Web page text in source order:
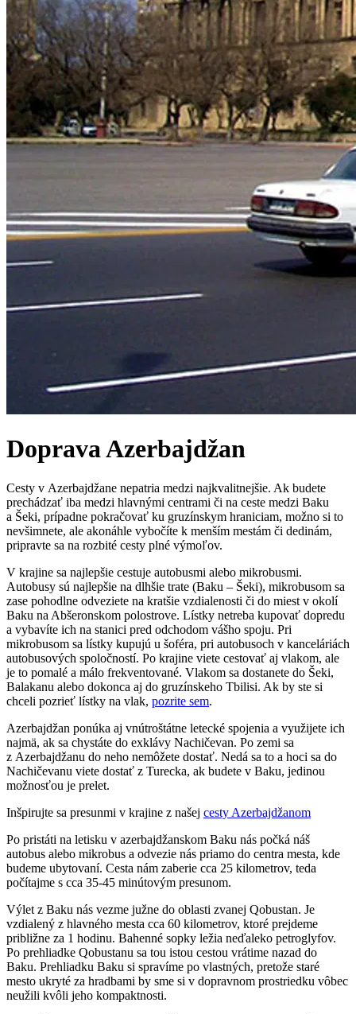
DopravaAzerbajdžan
Cesty v Azerbajdžane nepatria medzi najkvalitnejšie. Ak budete
prechádzať iba medzi hlavnými centrami či na ceste medzi Baku
a Šeki, prípadne pokračovať ku gruzínskym hraniciam, možno si to
nevšimnete, ale akonáhle vybočíte k menším mestám či dedinám,
pripravte sa na rozbité cesty plné výmoľov.
V krajine sa najlepšie cestuje autobusmi alebo mikrobusmi.
Autobusy sú najlepšie na dlhšie trate (Baku – Šeki), mikrobusom sa
zase pohodlne odveziete na kratšie vzdialenosti či do miest v okolí
Baku na Abšeronskom polostrove. Lístky netreba kupovať dopredu
a vybavíte ich na stanici pred odchodom vášho spoju. Pri
mikrobusom sa lístky kupujú u šoféra, pri autobusoch v kanceláriách
autobusových spoločností. Po krajine viete cestovať aj vlakom, ale
je to pomalé a málo frekventované. Vlakom sa dostanete do Šeki,
Balakanu alebo dokonca aj do gruzínskeho Tbilisi. Ak by ste si
chceli pozrieť lístky na vlak, pozrite sem.
Azerbajdžan ponúka aj vnútroštátne letecké spojenia a využijete ich
najmä, ak sa chystáte do exklávy Nachičevan. Po zemi sa
z Azerbajdžanu do neho nemôžete dostať. Nedá sa to a hoci sa do
Nachičevanu viete dostať z Turecka, ak budete v Baku, jedinou
možnosťou je prelet.
Inšpirujte sa presunmi v krajine z našej cesty Azerbajdžanom
Po pristáti na letisku v azerbajdžanskom Baku nás počká náš
autobus alebo mikrobus a odvezie nás priamo do centra mesta, kde
budeme ubytovaní. Cesta nám zaberie cca 25 kilometrov, teda
počítajme s cca 35-45 minútovým presunom.
Výlet z Baku nás vezme južne do oblasti zvanej Qobustan. Je
vzdialený z hlavného mesta cca 60 kilometrov, ktoré prejdeme
približne za 1 hodinu. Bahenné sopky ležia neďaleko petroglyfov.
Po prehliadke Qobustanu sa tou istou cestou vrátime nazad do
Baku. Prehliadku Baku si spravíme po vlastných, pretože staré
mesto ukryté za hradbami by sme si v dopravnom prostriedku vôbec
neužili kvôli jeho kompaktnosti.